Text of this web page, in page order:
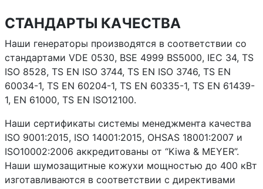
СТАНДАРТЫ КАЧЕСТВА
Наши генераторы производятся в соответствии со
стандартами VDE 0530, BSE 4999 BS5000, IEC 34, TS
ISO 8528, TS EN ISO 3744, TS EN ISO 3746, TS EN
60034-1, TS EN 60204-1, TS EN 60335-1, TS EN 61439-
1, EN 61000, TS EN ISO12100.
Наши сертификаты системы менеджмента качества
ISO 9001:2015, ISO 14001:2015, OHSAS 18001:2007 и
ISO10002:2006 аккредитованы от “Kiwa & MEYER”.
Наши шумозащитные кожухи мощностью до 400 кВт
изготавливаются в соответствии с директивами